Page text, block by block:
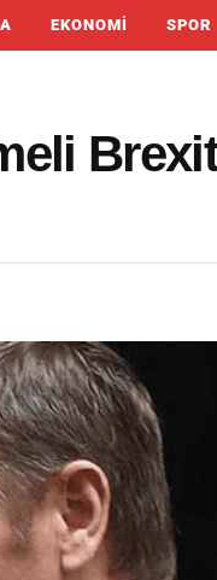
EKONOMI SPOR
Brexit